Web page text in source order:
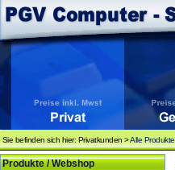
Sie befinden sich hier: Privatkunden >Alle Produkte
Produkte / Webshop